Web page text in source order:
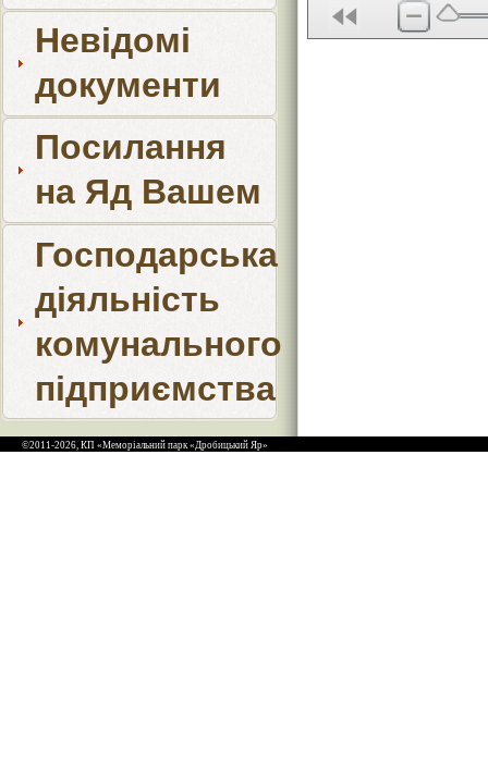
Невідомі
документи
Посилання
на Яд Вашем
Господарська
діяльність
комунального
підприємства
©2011-2026, КП «Меморіальний парк «Дробицький Яр»